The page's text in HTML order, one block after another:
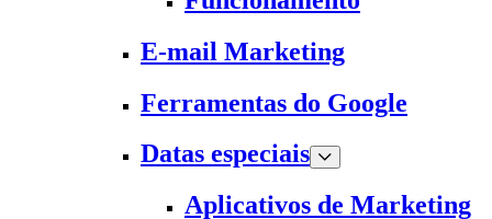
E-mail Marketing
Ferramentas do Google
Datas especiais
Aplicativos de Marketing